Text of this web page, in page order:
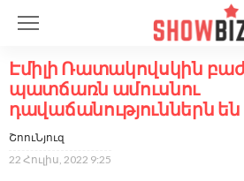
Էմիլի Ռատակովսկին
պատճառն ամուսնու
դավաճանություններն են
ՇոուՆյուզ
22 Հուլիս, 2022 9:25